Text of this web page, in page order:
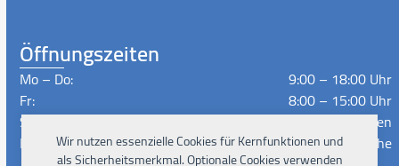
Wir nutzen essenzielle Cookies für Kernfunktionen und
als Sicherheitsmerkmal. Optionale Cookies verwenden
Öffnungszeiten
Mo – Do:
9:00 – 18:00 Uhr
Fr:
8:00 – 15:00 Uhr
Sa – So:
Geschlossen
Lieferzeiten:
Nach Absprache